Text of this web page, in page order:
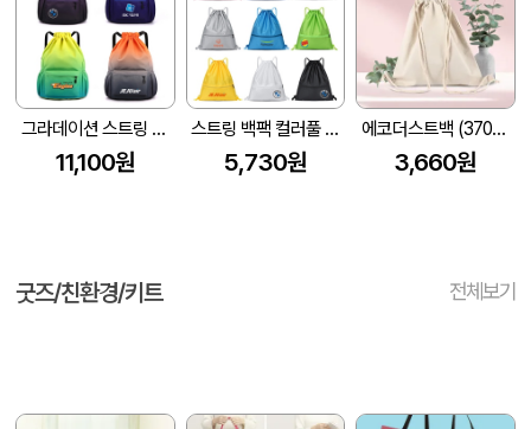
그라데이션 스트링 스포츠 백팩
11,100원
스트링 백팩 컬러풀 짐색
5,730원
에코더스트백 (370*400mm)
3,660원
굿즈/친환경/키트 전체보기